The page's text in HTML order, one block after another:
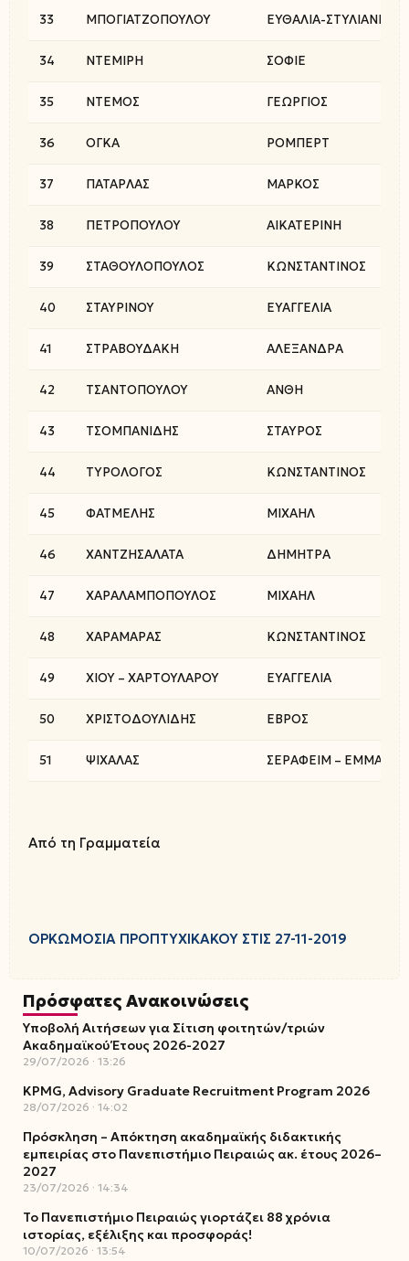
33 ΜΠΟΓΙΑΤΖΟΠΟΥΛΟΥ ΕΥΘΑΛΙΑ-ΣΤΥΛΙΑΝΗ
34 ΝΤΕΜΙΡΗ ΣΟΦΙΕ
35 ΝΤΕΜΟΣ ΓΕΩΡΓΙΟΣ
36 ΟΓΚΑ ΡΟΜΠΕΡΤ
37 ΠΑΤΑΡΛΑΣ ΜΑΡΚΟΣ
38 ΠΕΤΡΟΠΟΥΛΟΥ ΑΙΚΑΤΕΡΙΝΗ
39 ΣΤΑΘΟΥΛΟΠΟΥΛΟΣ ΚΩΝΣΤΑΝΤΙΝΟΣ
40 ΣΤΑΥΡΙΝΟΥ ΕΥΑΓΓΕΛΙΑ
41 ΣΤΡΑΒΟΥΔΑΚΗ ΑΛΕΞΑΝΔΡΑ
42 ΤΣΑΝΤΟΠΟΥΛΟΥ ΑΝΘΗ
43 ΤΣΟΜΠΑΝΙΔΗΣ ΣΤΑΥΡΟΣ
44 ΤΥΡΟΛΟΓΟΣ ΚΩΝΣΤΑΝΤΙΝΟΣ
45 ΦΑΤΜΕΛΗΣ ΜΙΧΑΗΛ
46 ΧΑΝΤΖΗΣΑΛΑΤΑ ΔΗΜΗΤΡΑ
47 ΧΑΡΑΛΑΜΠΟΠΟΥΛΟΣ ΜΙΧΑΗΛ
48 ΧΑΡΑΜΑΡΑΣ ΚΩΝΣΤΑΝΤΙΝΟΣ
49 ΧΙΟΥ – ΧΑΡΤΟΥΛΑΡΟΥ ΕΥΑΓΓΕΛΙΑ
50 ΧΡΙΣΤΟΔΟΥΛΙΔΗΣ ΕΒΡΟΣ
51 ΨΙΧΑΛΑΣ ΣΕΡΑΦΕΙΜ –
Από τη Γραμματεία
ΟΡΚΩΜΟΣΙΑ ΠΡΟΠΤΥΧΙΚΑΚΟΥ ΣΤΙΣ 27-11-2019
Πρόσφατες Ανακοινώσεις
Υποβολή Αιτήσεων για Σίτιση φοιτητών/τριών
Ακαδημαϊκού Έτους 2026-2027
29/07/2026 13:26
KPMG, Advisory Graduate Recruitment Program 2026
28/07/2026 14:02
Πρόσκληση – Απόκτηση ακαδημαϊκής διδακτικής
εμπειρίας στο Πανεπιστήμιο Πειραιώς ακ. έτους 2026–
2027
23/07/2026 14:34
Το Πανεπιστήμιο Πειραιώς γιορτάζει 88 χρόνια
ιστορίας, εξέλιξης και προσφοράς!
10/07/2026 13:54